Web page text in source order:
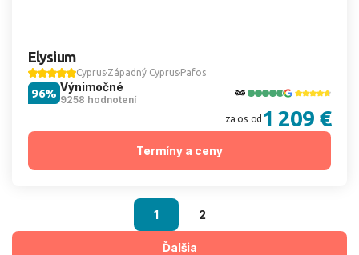
Elysium
Cyprus Západný Cyprus Pafos
Výnimočné
9258 hodnotení
96%
za os. od 1 209 €
Termíny a ceny
1 2
Ďalšia